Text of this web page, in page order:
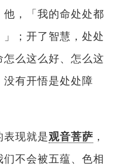
，「我的命处处都
；开了智慧，处处
么这么好、怎么这
有开悟是处处障
表现就是观音菩萨 ，
不会被五蕴、色相